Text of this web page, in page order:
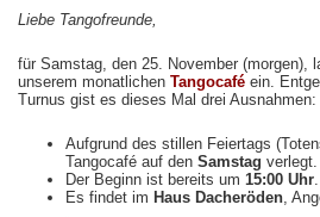
Liebe Tangofreunde,
für Samstag, den 25. November (morgen),
unserem monatlichen Tangocafé ein.
Turnus gist es dieses Mal drei Ausnahmen:
Aufgrund des stillen Feiertags
Tangocafé auf den Samstag verlegt.
Der Beginn ist bereits um 15:00 Uhr.
Es findet im Haus Dacheröden,